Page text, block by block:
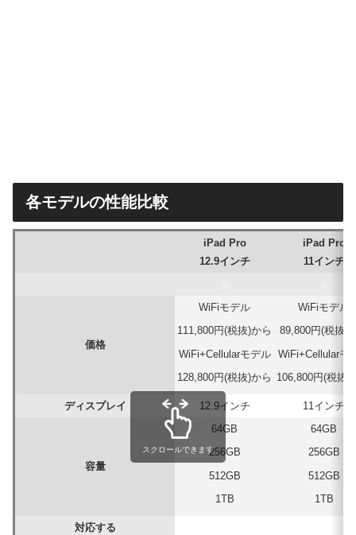
各モデルの性能比較
iPad Pro
12.9インチ
iPad Pro
11インチ
価格
WiFiモデル
111,800円(税抜)から
WiFi+Cellularモデル
128,800円(税抜)から
WiFiモデル
89,800円(税抜)
WiFi+Cellularモ
106,800円(税抜)
ディスプレイ 12.9インチ 11インチ
容量
64GB
256GB
512GB
1TB
64GB
256GB
512GB
1TB
対応する
スクロールできます